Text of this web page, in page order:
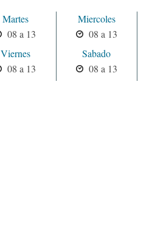
Martes
08 a 13
Miercoles
08 a 13
Viernes
08 a 13
Sabado
08 a 13